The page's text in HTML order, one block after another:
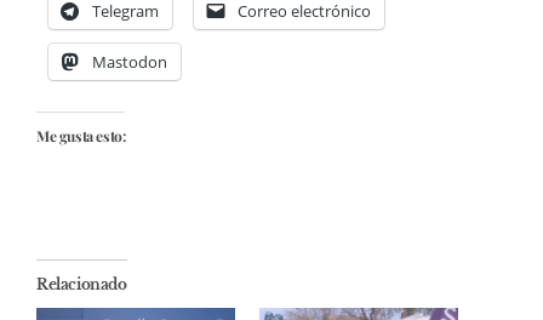
Telegram Correo electrónico
Mastodon
Me gusta esto:
Relacionado